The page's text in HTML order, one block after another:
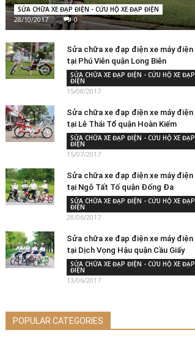
SỬA CHỮA XE ĐẠP ĐIỆN - CỨU HỘ XE ĐẠP ĐIỆN
28/10/2017 0
Sửa chữa xe đạp điện xe máy điện
tại Phú Viên quận Long Biên
SỬA CHỮA XE ĐẠP ĐIỆN - CỨU HỘ XE ĐẠP
ĐIỆN
15/08/2017
Sửa chữa xe đạp điện xe máy điện
tại Lê Thái Tổ quận Hoàn Kiếm
SỬA CHỮA XE ĐẠP ĐIỆN - CỨU HỘ XE ĐẠP
ĐIỆN
15/07/2017
Sửa chữa xe đạp điện xe máy điện
tại Ngô Tất Tố quận Đống Đa
SỬA CHỮA XE ĐẠP ĐIỆN - CỨU HỘ XE ĐẠP
ĐIỆN
28/06/2017
Sửa chữa xe đạp điện xe máy điện
tại Dịch Vọng Hậu quận Cầu Giấy
SỬA CHỮA XE ĐẠP ĐIỆN - CỨU HỘ XE ĐẠP
ĐIỆN
13/06/2017
POPULAR CATEGORIES